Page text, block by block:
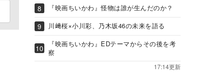
『映画ちいかわ』怪物は誰が生んだのか？
川﨑桜×小川彩、乃木坂46の未来を語る
『映画ちいかわ』EDテーマからその後を考
察
17:14更新